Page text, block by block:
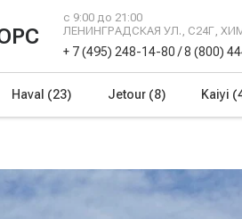
с 9:00 до 21:00
ЛЕНИНГРАДСКАЯ УЛ., С24Г,
+ 7 (495) 248-14-80 /8 (800)
Haval (23) Jetour (8) Kaiyi